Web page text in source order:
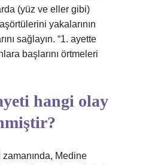
(yüz ve eller gibi)
yakalarının
sağlayın. “1. ayette
başlarını örtmeleri
hangi olay
Medine